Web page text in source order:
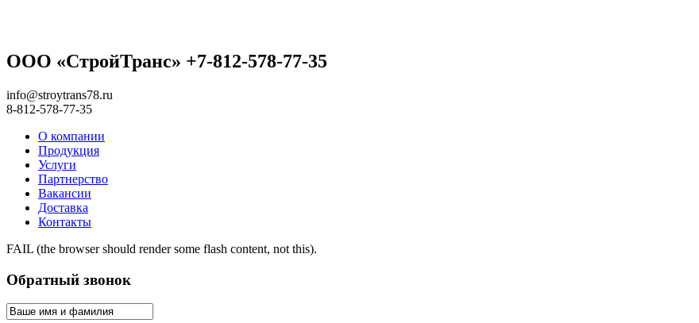
ООО «СтройТранс» +7-812-578-77-35
info@stroytrans78.ru
8-812-578-77-35
О компании
Продукция
Услуги
Партнерство
Вакансии
Доставка
Контакты
FAIL (the browser should render some flash content, not this).
Обратный звонок